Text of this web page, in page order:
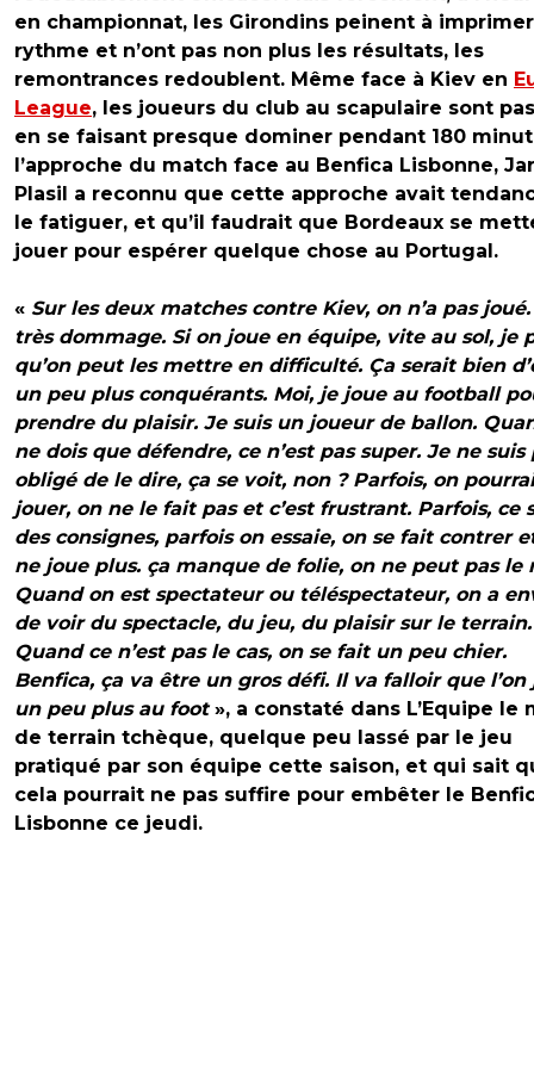
en championnat, les Girondins peinent à
rythme et n’ont pas non plus les résultats, les
remontrances redoublent. Même face à Kiev en
League, les joueurs du club au scapulaire sont
en se faisant presque dominer pendant 180
l’approche du match face au Benfica Lisbonne,
Plasil a reconnu que cette approche avait
le fatiguer, et qu’il faudrait que Bordeaux se
jouer pour espérer quelque chose au Portugal.
« Sur les deux matches contre Kiev, on n’a pas joué.
très dommage. Si on joue en équipe, vite au sol, je
qu’on peut les mettre en difficulté. Ça serait bien
un peu plus conquérants. Moi, je joue au football
prendre du plaisir. Je suis un joueur de ballon.
ne dois que défendre, ce n’est pas super. Je ne suis
obligé de le dire, ça se voit, non ? Parfois, on
jouer, on ne le fait pas et c’est frustrant. Parfois, ce
des consignes, parfois on essaie, on se fait contrer
ne joue plus. ça manque de folie, on ne peut pas le
Quand on est spectateur ou téléspectateur, on a
de voir du spectacle, du jeu, du plaisir sur le terrain.
Quand ce n’est pas le cas, on se fait un peu chier.
Benfica, ça va être un gros défi. Il va falloir que l’on
un peu plus au foot», a constaté dans L’Equipe le
de terrain tchèque, quelque peu lassé par le jeu
pratiqué par son équipe cette saison, et qui sait
cela pourrait ne pas suffire pour embêter le
Lisbonne ce jeudi.